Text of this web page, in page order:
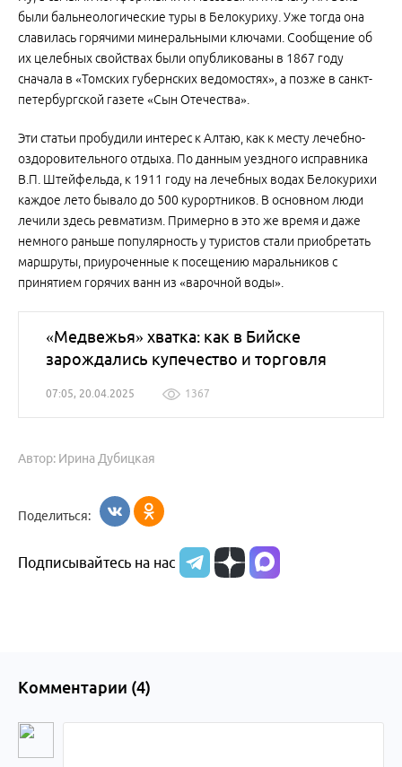
были бальнеологические туры в Белокуриху. Уже тогда она
славилась горячими минеральными ключами. Сообщение об
их целебных свойствах были опубликованы в 1867 году
сначала в «Томских губернских ведомостях», а позже в санкт-
петербургской газете «Сын Отечества».
Эти статьи пробудили интерес к Алтаю, как к месту лечебно-
оздоровительного отдыха. По данным уездного исправника
В.П. Штейфельда, к 1911 году на лечебных водах Белокурихи
каждое лето бывало до 500 курортников. В основном люди
лечили здесь ревматизм. Примерно в это же время и даже
немного раньше популярность у туристов стали приобретать
маршруты, приуроченные к посещению маральников с
принятием горячих ванн из «варочной воды».
«Медвежья» хватка: как в Бийске
зарождались купечество и торговля
07:05, 20.04.2025 1367
Автор: Ирина Дубицкая
Поделиться:
Подписывайтесь на нас
Комментарии (4)